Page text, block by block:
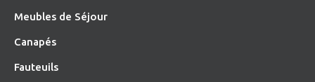
Meubles de Séjour
Canapés
Fauteuils